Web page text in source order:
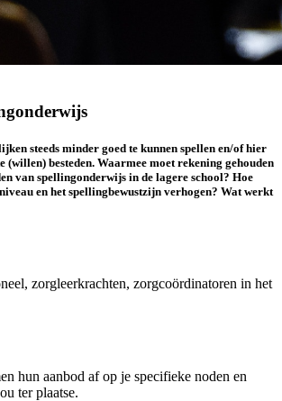
steeds minder goed te kunnen spellen en/of hier
(willen) besteden. Waarmee moet rekening gehouden
van spelling­onderwijs in de lagere school? Hoe
en het spelling­bewustzijn verhogen? Wat werkt
zorg­leerkrachten, zorg­coördinatoren in het
hun aanbod af op je specifieke noden en
ter plaatse.